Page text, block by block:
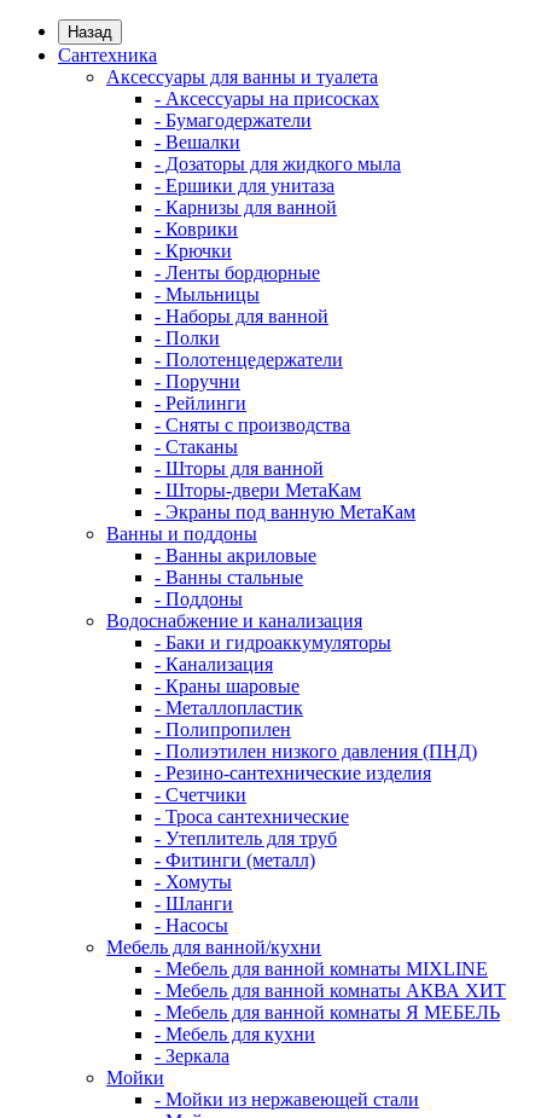
Назад
Сантехника
Аксессуары для ванны и туалета
- Аксессуары на присосках
- Бумагодержатели
- Вешалки
- Дозаторы для жидкого мыла
- Ершики для унитаза
- Карнизы для ванной
- Коврики
- Крючки
- Ленты бордюрные
- Мыльницы
- Наборы для ванной
- Полки
- Полотенцедержатели
- Поручни
- Рейлинги
- Сняты с производства
- Стаканы
- Шторы для ванной
- Шторы-двери МетаКам
- Экраны под ванную МетаКам
Ванны и поддоны
- Ванны акриловые
- Ванны стальные
- Поддоны
Водоснабжение и канализация
- Баки и гидроаккумуляторы
- Канализация
- Краны шаровые
- Металлопластик
- Полипропилен
- Полиэтилен низкого давления (ПНД)
- Резино-сантехнические изделия
- Счетчики
- Троса сантехнические
- Утеплитель для труб
- Фитинги (металл)
- Хомуты
- Шланги
- Насосы
Мебель для ванной/кухни
- Мебель для ванной комнаты MIXLINE
- Мебель для ванной комнаты АКВА ХИТ
- Мебель для ванной комнаты Я МЕБЕЛЬ
- Мебель для кухни
- Зеркала
Мойки
- Мойки из нержавеющей стали